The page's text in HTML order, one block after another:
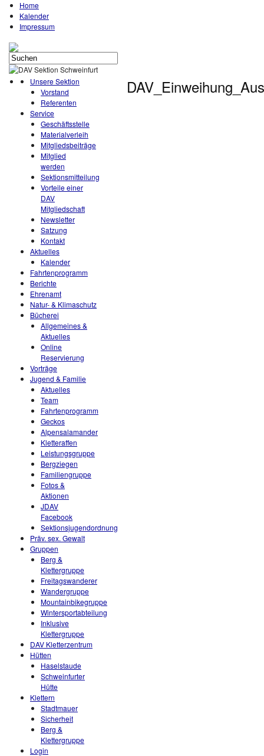
Home
Kalender
Impressum
Unsere Sektion
Vorstand
Referenten
Service
Geschäftsstelle
Materialverleih
Mitgliedsbeiträge
Mitglied
werden
Sektionsmitteilung
Vorteile einer
DAV
Mitgliedschaft
Newsletter
Satzung
Kontakt
Aktuelles
Kalender
Fahrtenprogramm
Berichte
Ehrenamt
Natur- & Klimaschutz
Bücherei
Allgemeines &
Aktuelles
Online
Reservierung
Vorträge
Jugend & Familie
Aktuelles
Team
Fahrtenprogramm
Geckos
Alpensalamander
Kletteraffen
Leistungsgruppe
Bergziegen
Familiengruppe
Fotos &
Aktionen
JDAV
Facebook
Sektionsjugendordnung
Präv. sex. Gewalt
Gruppen
Berg &
Klettergruppe
Freitagswanderer
Wandergruppe
Mountainbikegruppe
Wintersportabteilung
Inklusive
Klettergruppe
DAV Kletterzentrum
Hütten
Haselstaude
Schweinfurter
Hütte
Klettern
Stadtmauer
Sicherheit
Berg &
Klettergruppe
Login